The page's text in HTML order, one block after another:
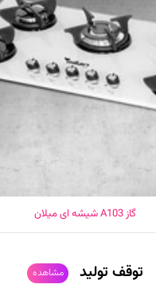
گاز A103 شیشه ای میلان
توقف تولید مشاهده